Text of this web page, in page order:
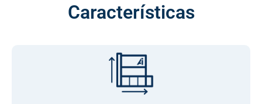
Características